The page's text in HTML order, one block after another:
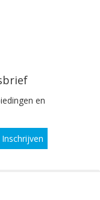
en
Inschrijven